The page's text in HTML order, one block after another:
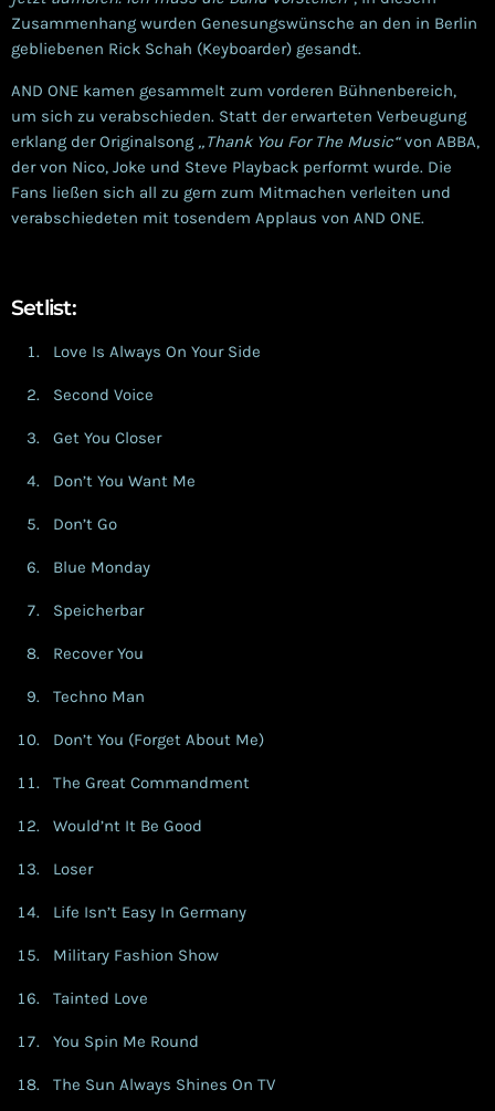
Zusammenhang wurden Genesungswünsche an den in Berlin
gebliebenen Rick Schah (Keyboarder) gesandt.
AND ONE kamen gesammelt zum vorderen Bühnenbereich,
um sich zu verabschieden. Statt der erwarteten Verbeugung
erklang der Originalsong „Thank You For The Music“von ABBA,
der von Nico, Joke und Steve Playback performt wurde. Die
Fans ließen sich all zu gern zum Mitmachen verleiten und
verabschiedeten mit tosendem Applaus von AND ONE.
Setlist:
Love Is Always On Your Side
Second Voice
Get You Closer
Don’t You Want Me
Don’t Go
Blue Monday
Speicherbar
Recover You
Techno Man
Don’t You (Forget About Me)
The Great Commandment
Would’nt It Be Good
Loser
Life Isn’t Easy In Germany
Military Fashion Show
Tainted Love
You Spin Me Round
The Sun Always Shines On TV